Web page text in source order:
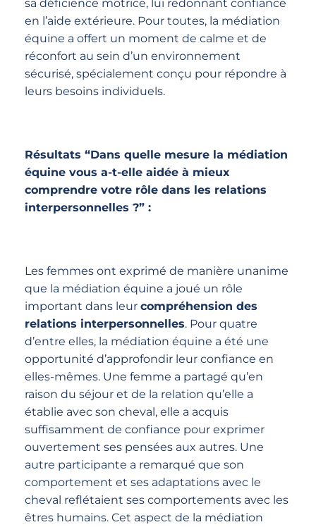
sa déficience motrice, lui redonnant confiance
en l’aide extérieure. Pour toutes, la médiation
équine a offert un moment de calme et de
réconfort au sein d’un environnement
sécurisé, spécialement conçu pour répondre à
leurs besoins individuels.
Résultats “Dans quelle mesure la médiation
équine vous a-t-elle aidée à mieux
comprendre votre rôle dans les relations
interpersonnelles ?” :
Les femmes ont exprimé de manière unanime
que la médiation équine a joué un rôle
important dans leur compréhension des
relations interpersonnelles. Pour quatre
d’entre elles, la médiation équine a été une
opportunité d’approfondir leur confiance en
elles-mêmes. Une femme a partagé qu’en
raison du séjour et de la relation qu’elle a
établie avec son cheval, elle a acquis
suffisamment de confiance pour exprimer
ouvertement ses pensées aux autres. Une
autre participante a remarqué que son
comportement et ses adaptations avec le
cheval reflétaient ses comportements avec les
êtres humains. Cet aspect de la médiation